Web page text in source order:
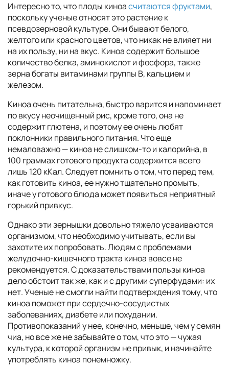
Интересно то, что плоды киноасчитаются фруктами,
поскольку ученые относят это растение к
псевдозерновой культуре. Они бывают белого,
желтого или красного цветов, что никак не влияет ни
на их пользу, ни на вкус. Киноа содержит большое
количество белка, аминокислот и фосфора, также
зерна богаты витаминами группы B, кальцием и
железом.
Киноа очень питательна, быстро варится и напоминает
по вкусу неочищенный рис, кроме того, она не
содержит глютена, и поэтому ее очень любят
поклонники правильного питания. Что еще
немаловажно — киноа не слишком-то и калорийна, в
100 граммах готового продукта содержится всего
лишь 120 кКал. Следует помнить о том, что перед тем,
как готовить киноа, ее нужно тщательно промыть,
иначе у готового блюда может появиться неприятный
горький привкус.
Однако эти зернышки довольно тяжело усваиваются
организмом, что необходимо учитывать, если вы
захотите их попробовать. Людям с проблемами
желудочно-кишечного тракта киноа вовсе не
рекомендуется. С доказательствами пользы киноа
дело обстоит так же, как и с другими суперфудами: их
нет. Ученые не смогли найти подтверждения тому, что
киноа поможет при сердечно-сосудистых
заболеваниях, диабете или похудании.
Противопоказаний у нее, конечно, меньше, чем у семян
чиа, но все же не забывайте о том, что это — чужая
культура, к которой организм не привык, и начинайте
употреблять киноа понемножку.